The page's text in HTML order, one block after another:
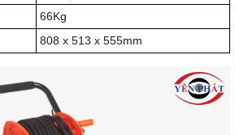
66Kg
808 x 513 x 555mm